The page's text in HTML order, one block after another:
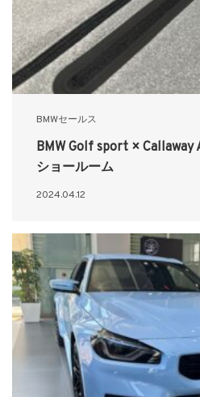
BMWセールス
BMW Golf sport ×
ショールーム
2024.04.12